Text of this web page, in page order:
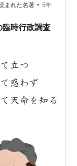
ミュニティーセ
まれた名著 • 5年
臨時行政調査